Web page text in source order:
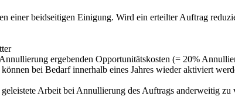
einer beidseitigen Einigung. Wird ein erteilter Auftrag
ergebenden Opportunitätskosten (= 20%
bei Bedarf innerhalb eines Jahres wieder aktiviert
Arbeit bei Annullierung des Auftrags anderweitig